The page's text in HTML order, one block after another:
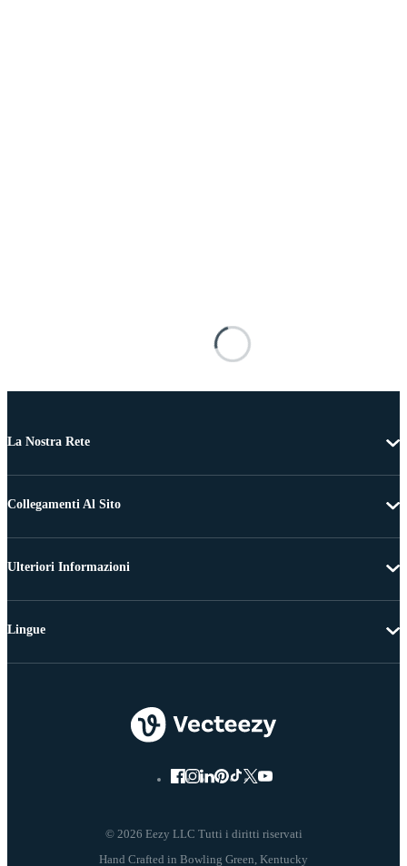
La Nostra Rete
Collegamenti Al Sito
Ulteriori Informazioni
© 2026 Eezy LLC Tutti i diritti riservati
Lingue